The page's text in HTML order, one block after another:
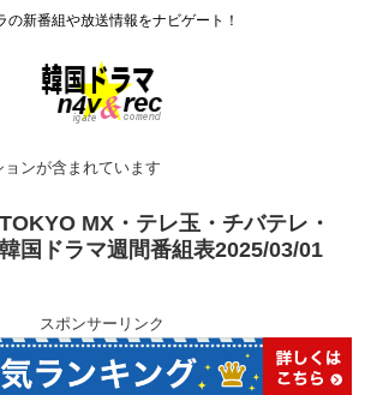
の新番組や放送情報をナビゲート！
ンが含まれています
MX・テレ玉・チバテレ・
国ドラマ週間番組表2025/03/01
スポンサーリンク